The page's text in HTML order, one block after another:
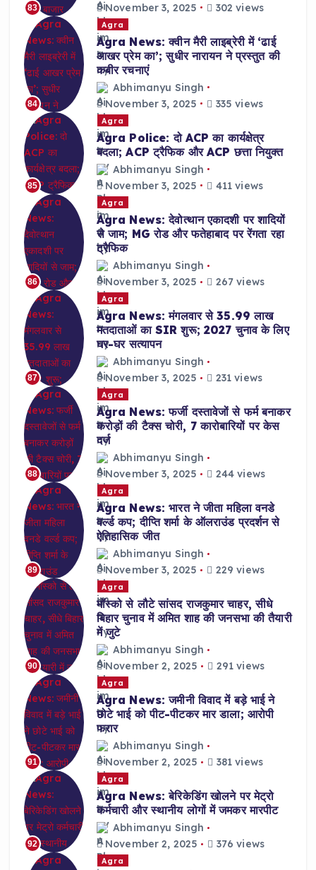
83
November 3, 2025
302 views
84
Agra
Agra News: क्वीन मैरी लाइब्रेरी में ‘ढाई
आखर प्रेम का’; सुधीर नारायन ने प्रस्तुत की
कबीर रचनाएं
Abhimanyu Singh
November 3, 2025
335 views
85
Agra
Agra Police: दो ACP का कार्यक्षेत्र
बदला; ACP ट्रैफिक और ACP छत्ता नियुक्त
Abhimanyu Singh
November 3, 2025
411 views
86
Agra
Agra News: देवोत्थान एकादशी पर शादियों
से जाम; MG रोड और फतेहाबाद पर रेंगता रहा
ट्रैफिक
Abhimanyu Singh
November 3, 2025
267 views
87
Agra
Agra News: मंगलवार से 35.99 लाख
मतदाताओं का SIR शुरू; 2027 चुनाव के लिए
घर-घर सत्यापन
Abhimanyu Singh
November 3, 2025
231 views
88
Agra
Agra News: फर्जी दस्तावेजों से फर्म बनाकर
करोड़ों की टैक्स चोरी, 7 कारोबारियों पर केस
दर्ज
Abhimanyu Singh
November 3, 2025
244 views
89
Agra
Agra News: भारत ने जीता महिला वनडे
वर्ल्ड कप; दीप्ति शर्मा के ऑलराउंड प्रदर्शन से
ऐतिहासिक जीत
Abhimanyu Singh
November 3, 2025
229 views
90
Agra
मॉस्को से लौटे सांसद राजकुमार चाहर, सीधे
बिहार चुनाव में अमित शाह की जनसभा की तैयारी
में जुटे
Abhimanyu Singh
November 2, 2025
291 views
91
Agra
Agra News: जमीनी विवाद में बड़े भाई ने
छोटे भाई को पीट-पीटकर मार डाला; आरोपी
फरार
Abhimanyu Singh
November 2, 2025
381 views
92
Agra
Agra News: बेरिकेडिंग खोलने पर मेट्रो
कर्मचारी और स्थानीय लोगों में जमकर मारपीट
Abhimanyu Singh
November 2, 2025
376 views
Agra